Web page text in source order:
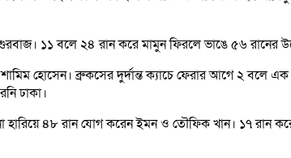
১১ বলে ২৪ রান করে মামুন ফিরলে ভাঙে ৫৬
হোসেন। ব্রুকসের দুর্দান্ত ক্যাচে ফেরার আগে ২
ঢাকা।
৪৮ রান যোগ করেন ইমন ও তৌফিক খান। ১৭ রান